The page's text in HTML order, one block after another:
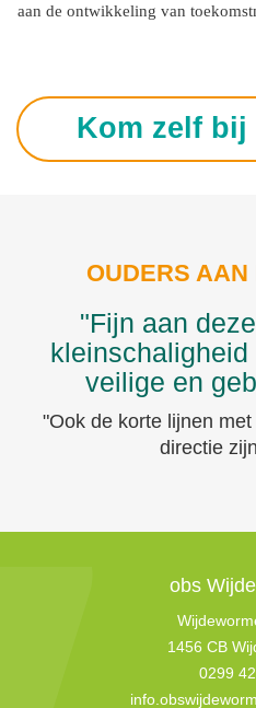
aan de ontwikkeling van
Kom zelf
OUDERS AAN
"Fijn aan
veilige en
"Ook de korte lijnen
directie
obs
1456 CB
0299